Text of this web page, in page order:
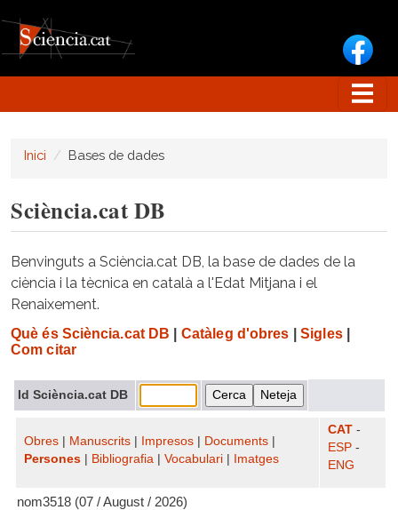
Inici Bases de dades
Sciència.cat DB
Benvinguts a Sciència.cat DB, la base de dades de la
ciència i la tècnica en català a l'Edat Mitjana i el
Renaixement.
Què és Sciència.cat DB Catàleg d'obres Sigles|
Com citar
Id Sciència.cat DB
Obres Manuscrits Impresos Documents
Persones
Bibliografia Vocabulari Imatges
CAT -
ESP -
ENG
nom3518 (07 / August / 2026)